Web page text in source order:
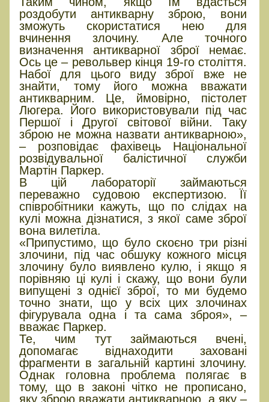
роздобути антикварну зброю, вони
зможуть скористатися нею для
вчинення злочину. Але точного
визначення антикварної зброї немає.
Ось це – револьвер кінця 19-го століття.
Набої для цього виду зброї вже не
знайти, тому його можна вважати
антикварним. Це, ймовірно, пістолет
Люгера. Його використовували під час
Першої і Другої світової війни. Таку
зброю не можна назвати антикварною»,
– розповідає фахівець Національної
розвідувальної балістичної служби
Мартін Паркер.
В цій лабораторії займаються
переважно судовою експертизою. Її
співробітники кажуть, що по слідах на
кулі можна дізнатися, з якої саме зброї
вона вилетіла.
«Припустимо, що було скоєно три різні
злочини, під час обшуку кожного місця
злочину було виявлено кулю, і якщо я
порівняю ці кулі і скажу, що вони були
випущені з однієї зброї, то ми будемо
точно знати, що у всіх цих злочинах
фігурувала одна і та сама зброя», –
вважає Паркер.
Те, чим тут займаються вчені,
допомагає віднаходити заховані
фрагменти в загальній картині злочину.
Однак головна проблема полягає в
тому, що в законі чітко не прописано,
яку зброю вважати антикварною, а яку –